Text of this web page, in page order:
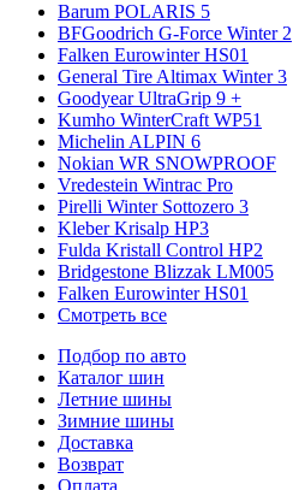
Barum POLARIS 5
BFGoodrich G-Force Winter 2
Falken Eurowinter HS01
General Tire Altimax Winter 3
Goodyear UltraGrip 9 +
Kumho WinterCraft WP51
Michelin ALPIN 6
Nokian WR SNOWPROOF
Vredestein Wintrac Pro
Pirelli Winter Sottozero 3
Kleber Krisalp HP3
Fulda Kristall Control HP2
Bridgestone Blizzak LM005
Falken Eurowinter HS01
Смотреть все
Подбор по авто
Каталог шин
Летние шины
Зимние шины
Доставка
Возврат